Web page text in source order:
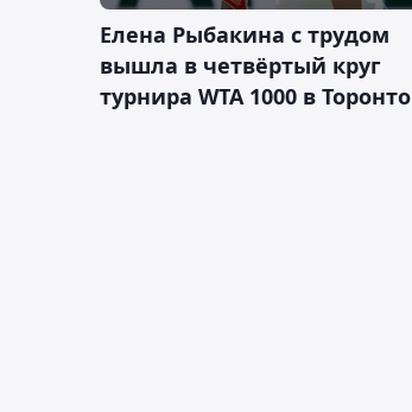
Елена Рыбакина с трудом
вышла в четвёртый круг
турнира WTA 1000 в Торонто